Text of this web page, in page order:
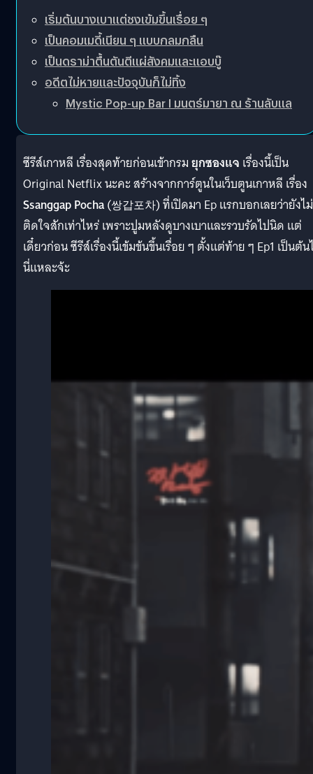
เริ่มต้นบางเบาแต่ชงเข้มขึ้นเรื่อย ๆ
เป็นคอมเมดี้เนียน ๆ แบบกลมกลืน
เป็นดราม่าตื้นตันตีแผ่สังคมและแอบบู๊
อดีตไม่หายและปัจจุบันก็ไม่ทิ้ง
Mystic Pop-up Bar I มนตร์มายา ณ ร้านลับแล
ซีรีส์เกาหลี เรื่องสุดท้ายก่อนเข้ากรมยุกซองแจ เรื่องนี้เป็น
Original Netflix นะคะ สร้างจากการ์ตูนในเว็บตูนเกาหลี เรื่อง
Ssanggap Pocha(쌍갑포차) ที่เปิดมา Ep แรกบอกเลยว่ายังไม่
ติดใจสักเท่าไหร่ เพราะปูมหลังดูบางเบาและรวบรัดไปนิด แต่
เดี๋ยวก่อน ซีรีส์เรื่องนี้เข้มข้นขึ้นเรื่อย ๆ ตั้งแต่ท้าย ๆ Ep1 เป็นต้น
นี่แหละจ้ะ